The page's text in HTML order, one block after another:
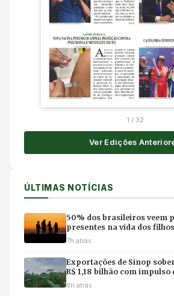
1 / 32
Ver Edições
ÚLTIMAS NOTÍCIAS
50% dos brasileiros veem
presentes na vida dos
7h atrás
Exportações de Sinop
R$ 1,18 bilhão com impulso
8h atrás